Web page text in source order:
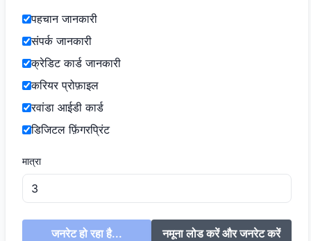
पहचान जानकारी
संपर्क जानकारी
क्रेडिट कार्ड जानकारी
करियर प्रोफ़ाइल
रवांडा आईडी कार्ड
डिजिटल फ़िंगरप्रिंट
मात्रा
जनरेट हो रहा है... नमूना लोड करें और जनरेट करें